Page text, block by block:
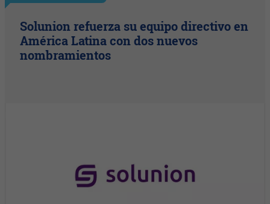
Solunion refuerza su equipo directivo en
América Latina con dos nuevos
nombramientos